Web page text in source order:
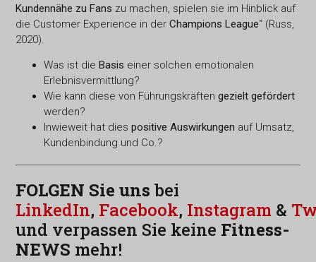
Kundennähe zu Fans zu machen, spielen sie im Hinblick auf
die Customer Experience in derChampions League“ (Russ,
2020).
Was ist die Basis einer solchen emotionalen
Erlebnisvermittlung?
Wie kann diese von Führungskräftengezielt gefördert
werden?
Inwieweit hat diespositive Auswirkungen auf Umsatz,
Kundenbindung und Co.?
FOLGEN Sie uns bei
LinkedIn, Facebook, Instagram &
und verpassen Sie keine Fitness-
NEWS mehr!